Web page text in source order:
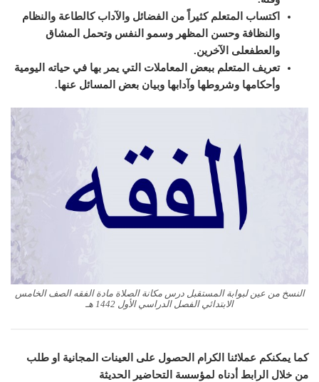
اكتساب المتعلم كثيراً من الفضائل والآداب كالطاعة والنظام
والنظافة وحسن المظهر وسمو النفس وتحمل المشاق
والعطفعلى الآخرين.
تعريف المتعلم ببعض المعاملات التي يمر بها في حياته اليومية
وأحكامها وشروطها وآدابها وبيان بعض المسائل عنها.
النسخ من عين لبوابة المستقبل درس مكانة الصلاة مادة الفقه الصف الخامس
الابتدائي الفصل الدراسي الأول 1442 هـ
كما يمكنكم عملائنا الكرام الحصول على العينات المجانية او طلب
من خلال الرابط أدناه لمؤسسة التحاضير الحديثة